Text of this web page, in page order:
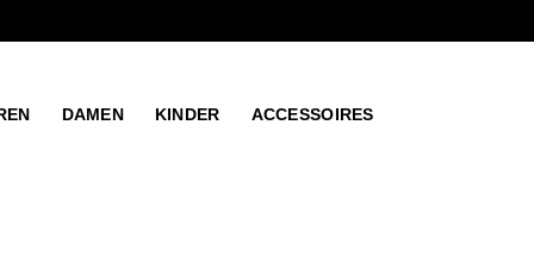
DAMEN KINDER ACCESSOIRES